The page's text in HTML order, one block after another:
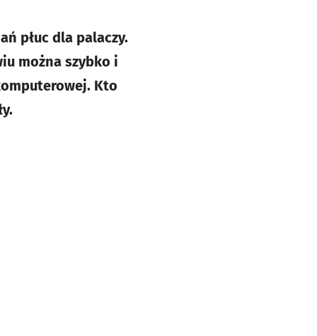
płuc dla palaczy.
można szybko i
Kto